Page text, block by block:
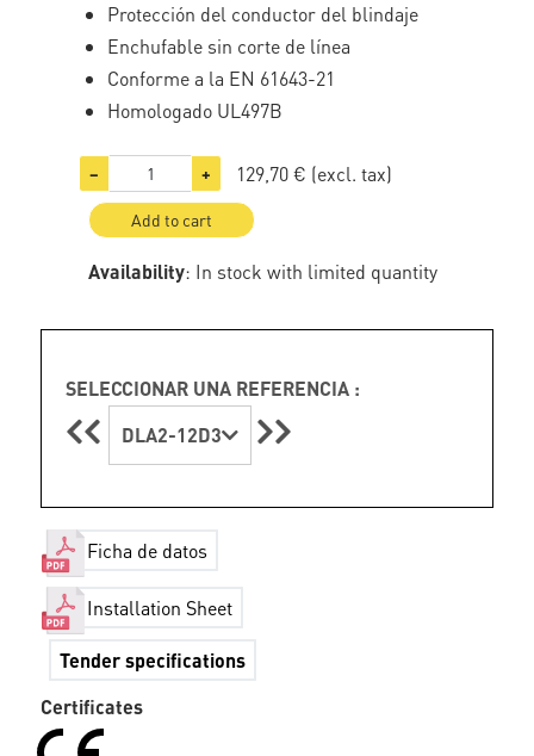
Protección del conductor del blindaje
Enchufable sin corte de línea
Conforme a la EN 61643-21
Homologado UL497B
− + 129,70 € (excl. tax)
Add to cart
Availability: In stock with limited quantity
SELECCIONAR UNA REFERENCIA :
DLA2-12D3
Ficha de datos
Installation Sheet
Tender specifications
Certificates